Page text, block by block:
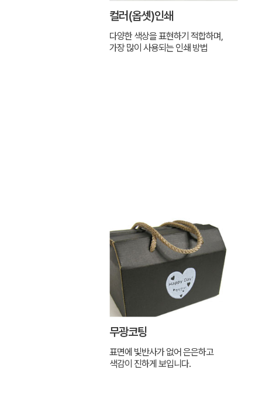
컬러(옵셋)인쇄
다양한 색상을 표현하기 적합하며,
가장 많이 사용되는 인쇄 방법
무광코팅
표면에 빛반사가 없어 은은하고
색감이 진하게 보입니다.